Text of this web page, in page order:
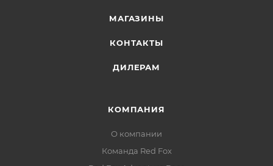
МАГАЗИНЫ
КОНТАКТЫ
ДИЛЕРАМ
КОМПАНИЯ
О компании
Команда Red Fox